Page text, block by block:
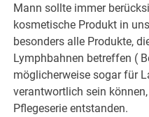
Mann sollte immer
kosmetische Produkt in
besonders alle Produkte,
Lymphbahnen betreffen (
möglicherweise sogar für
verantwortlich sein
Pflegeserie entstanden.